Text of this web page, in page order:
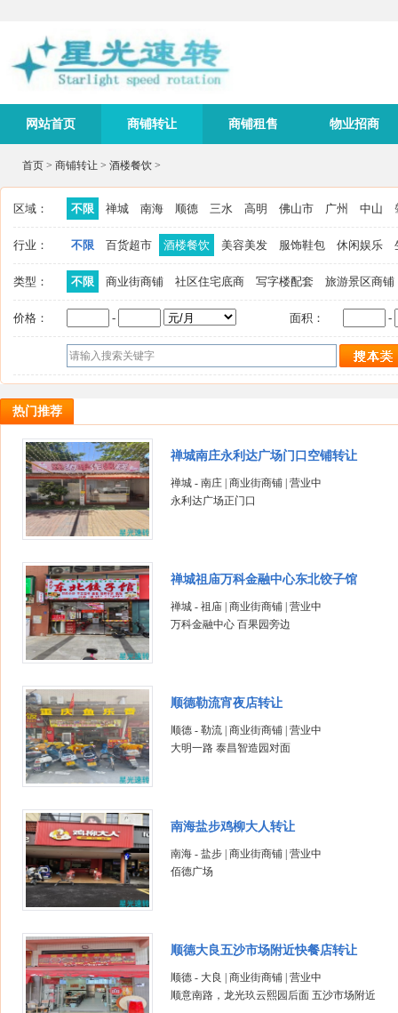
网站首页 商铺转让 商铺租售 物业招商
首页 > 商铺转让 > 酒楼餐饮 >
区域： 不限 禅城 南海 顺德 三水 高明 佛山市 广州 中山
行业： 不限 百货超市 酒楼餐饮 美容美发 服饰鞋包 休闲娱乐
类型： 不限 商业街商铺 社区住宅底商 写字楼配套 旅游景区商铺
价格： - 面积： -
热门推荐
禅城南庄永利达广场门口空铺转让
禅城 - 南庄 | 商业街商铺 | 营业中
永利达广场正门口
禅城祖庙万科金融中心东北饺子馆
禅城 - 祖庙 | 商业街商铺 | 营业中
万科金融中心 百果园旁边
顺德勒流宵夜店转让
顺德 - 勒流 | 商业街商铺 | 营业中
大明一路 泰昌智造园对面
南海盐步鸡柳大人转让
南海 - 盐步 | 商业街商铺 | 营业中
佰德广场
顺德大良五沙市场附近快餐店转让
顺德 - 大良 | 商业街商铺 | 营业中
顺意南路，龙光玖云熙园后面 五沙市场附近